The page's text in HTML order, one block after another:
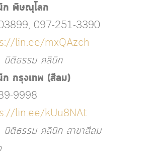
ก พิษณุโลก
097-251-3390
lin.ee/mxQAzch
นิติธรรม คลินิก
กรุงเทพ (สีลม)
9998
lin.ee/kUu8NAt
นิติธรรม คลินิก สาขาสีลม